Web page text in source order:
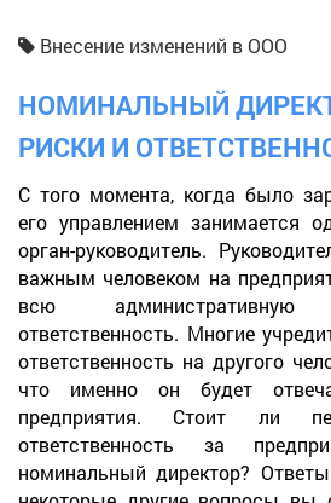
Внесение изменений в ООО
НОМИНАЛЬНЫЙ
РИСКИ И
С того момента, когда было
его управлением занимается
орган-руководитель.
важным человеком на
всю
ответственность. Многие
ответственность на другого
что именно он будет
предприятия. Стоит ли
ответственность за
номинальный директор?